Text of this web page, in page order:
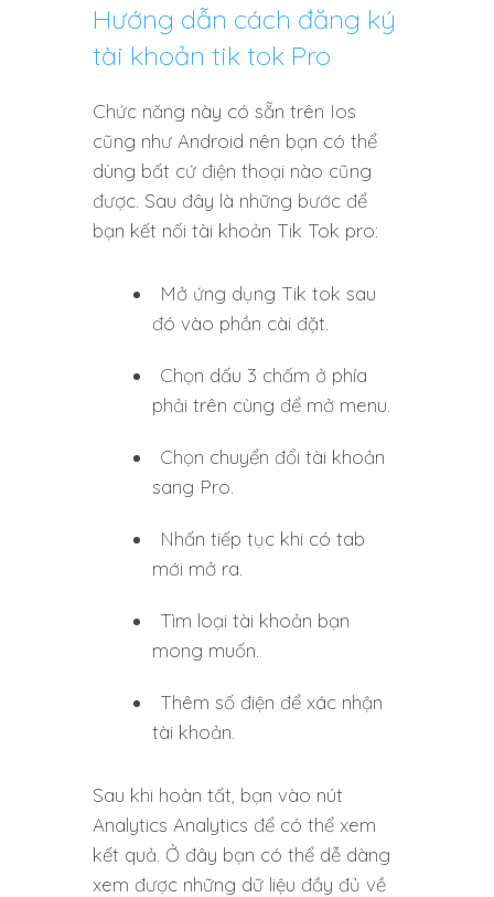
Hướng dẫn cách đăng ký
tài khoản tik tok Pro
Chức năng này có sẵn trên Ios
cũng như Android nên bạn có thể
dùng bất cứ điện thoại nào cũng
được. Sau đây là những bước để
bạn kết nối tài khoản Tik Tok pro:
Mở ứng dụng Tik tok sau
đó vào phần cài đặt.
Chọn dấu 3 chấm ở phía
phải trên cùng để mở menu.
Chọn chuyển đổi tài khoản
sang Pro.
Nhấn tiếp tục khi có tab
mới mở ra.
Tìm loại tài khoản bạn
mong muốn.
Thêm số điện để xác nhận
tài khoản.
Sau khi hoàn tất, bạn vào nút
Analytics Analytics để có thể xem
kết quả. Ở đây bạn có thể dễ dàng
xem được những dữ liệu đầy đủ về